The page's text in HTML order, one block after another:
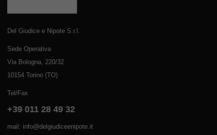
Del Giudice e Nipote S.r.l.
Sede Operativa
Via Bologna, 220/32
10154 Torino (TO)
Tel/Fax
+39 011 28 49 32
mail: info@delgiudiceenipote.it